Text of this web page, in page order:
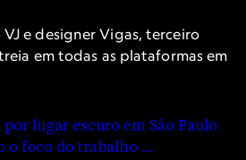
e designer Vigas, terceiro
em todas as plataformas em